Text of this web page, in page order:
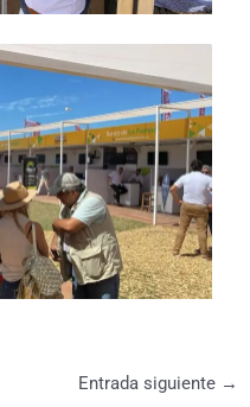
Entrada siguiente →